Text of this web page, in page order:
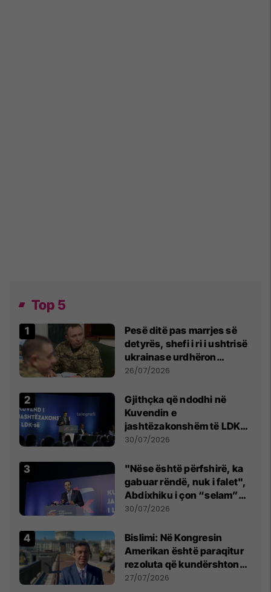
Top 5
Pesë ditë pas marrjes së
detyrës, shefi i ri i ushtrisë
ukrainase urdhëron
kontroll të madh
26/07/2026
Gjithçka që ndodhi në
Kuvendin e
jashtëzakonshëm të LDK-
së
30/07/2026
"Nëse është përfshirë, ka
gabuar rëndë, nuk i falet",
Abdixhiku i çon “selam”
Përparim Ramës
30/07/2026
Bislimi: Në Kongresin
Amerikan është paraqitur
rezoluta që kundërshton
mbajtjen e Asamblesë
27/07/2026